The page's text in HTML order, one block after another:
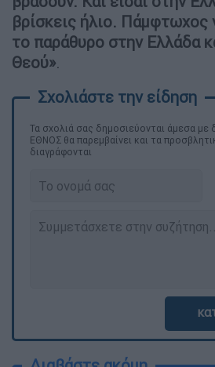
βρίσκεις ήλιο. Πάμφτωχος
το παράθυρο στην Ελλάδα
Θεού».
Τα σχολιά σας δημοσιεύονται άμεσα με
ΕΘΝΟΣ θα παρεμβαίνει και τα
διαγράφονται